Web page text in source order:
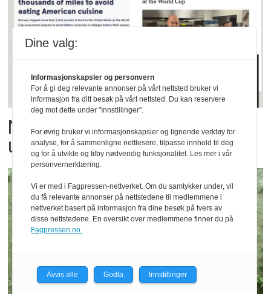
Norsk sjømat har gått viralt
under fotball-VM
Dine valg:
Informasjonskapsler og personvern
For å gi deg relevante annonser på vårt nettsted bruker vi
informasjon fra ditt besøk på vårt nettsted. Du kan reservere
deg mot dette under "Innstillinger".
For øvrig bruker vi informasjonskapsler og lignende verktøy for
analyse, for å sammenligne nettlesere, tilpasse innhold til deg
og for å utvikle og tilby nødvendig funksjonalitet. Les mer i vår
personvernerklæring.
Vi er med i Fagpressen-nettverket. Om du samtykker under, vil
du få relevante annonser på nettstedene til medlemmene i
nettverket basert på informasjon fra dine besøk på tvers av
disse nettstedene. En oversikt over medlemmene finner du på
Fagpressen.no.
Avvis alle Godta Innstillinger